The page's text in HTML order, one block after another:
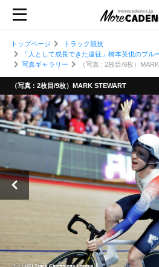
トップページ
トラック競技
「人として成長できた遠征」橋本英也のブ
写真ギャラリー
（写真 : 2枚目/9枚）
（写真 : 2枚目/9枚）MARK STEWART